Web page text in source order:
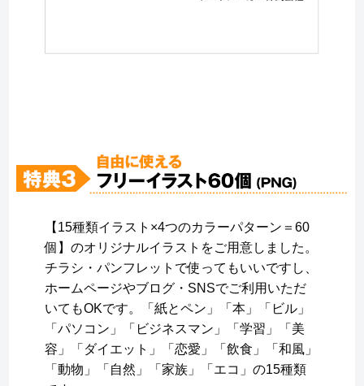
【15種類イラスト×4つのカラーパターン＝60
個】のオリジナルイラストをご用意しました。
チラシ・パンフレットで使ってもいいですし、
ホームページやブログ・SNSでご利用いただ
いてもOKです。「紙とペン」「本」「ビル」
「パソコン」「ビジネスマン」「学習」「美
容」「ダイエット」「恋愛」「飲食」「和風」
「動物」「自然」「家族」「エコ」の15種類